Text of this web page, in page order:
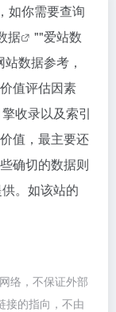
如你需要查询
据 ""爱站数
数据参考，
值评估因素
收录以及索引
值，最主要还
确切的数据则
。如该站的
络，不保证外部
接的指向，不由